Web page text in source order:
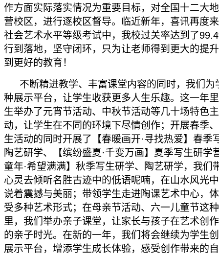
作方面实际落实情况为重要目标，对全国十二大
营校区，进行逐校区督导。临近新年，喜讯再度
社会艺术水平等级考试中，我校过关率达到了
行到落地，坚守闭环，只为让老师得到更大的提
到更好的教育！
不断精进教学、丰富课堂内容的同时，我们为
种展示平台，让学生收获更多人生乐趣。这一年
生举办了元宵节活动、中秋节活动等几十场特色
动，让学生在不同的环境下尽情创作；开展春季
生活动的同时开展了【春暖画开·寻找热爱】春季
陶艺研学、【缤纷盛夏·千变万画】夏季写生研学
童年·希望满满】秋季写生研学、陶艺研学，我们
心灵去倾听名胜古迹中的低语呢喃，在山水风光
说着震撼与美丽；带领学生走进陶课艺术中心，
受多种艺术形式；在母亲节活动、六一儿童节这
里，我们举办亲子课堂，让家长与孩子在艺术创
的亲子时光。在新的一年，我们将会继续为学生
展示平台，增添学生成长体验，感受创作带来的